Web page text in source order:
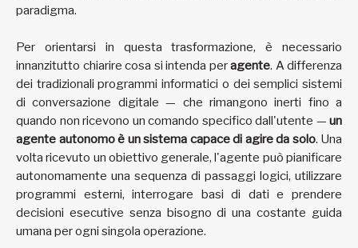
paradigma.
Per orientarsi in questa trasformazione, è necessario
innanzitutto chiarire cosa si intenda peragente. A differenza
dei tradizionali programmi informatici o dei semplici sistemi
di conversazione digitale — che rimangono inerti fino a
quando non ricevono un comando specifico dall'utente — un
agente autonomo è un sistema capace di agire da solo. Una
volta ricevuto un obiettivo generale, l'agente può pianificare
autonomamente una sequenza di passaggi logici, utilizzare
programmi esterni, interrogare basi di dati e prendere
decisioni esecutive senza bisogno di una costante guida
umana per ogni singola operazione.